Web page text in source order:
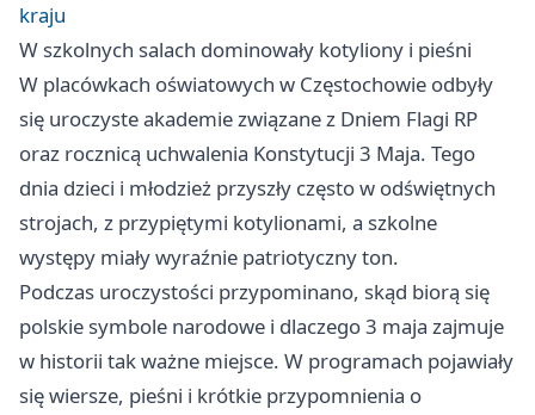
kraju
W szkolnych salach dominowały kotyliony i pieśni
W placówkach oświatowych w Częstochowie odbyły
się uroczyste akademie związane z Dniem Flagi RP
oraz rocznicą uchwalenia Konstytucji 3 Maja. Tego
dnia dzieci i młodzież przyszły często w odświętnych
strojach, z przypiętymi kotylionami, a szkolne
występy miały wyraźnie patriotyczny ton.
Podczas uroczystości przypominano, skąd biorą się
polskie symbole narodowe i dlaczego 3 maja zajmuje
w historii tak ważne miejsce. W programach pojawiały
się wiersze, pieśni i krótkie przypomnienia o